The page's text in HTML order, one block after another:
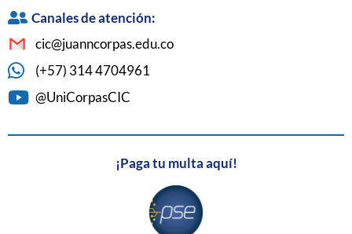
Canales de atención:
cic@juanncorpas.edu.co
(+57) 314 4704961
@UniCorpasCIC
¡Paga tu multa aquí!